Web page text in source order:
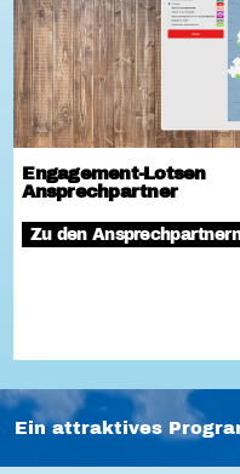
Engagement-Lotsen
Ansprechpartner
Zu den
Ein attraktives